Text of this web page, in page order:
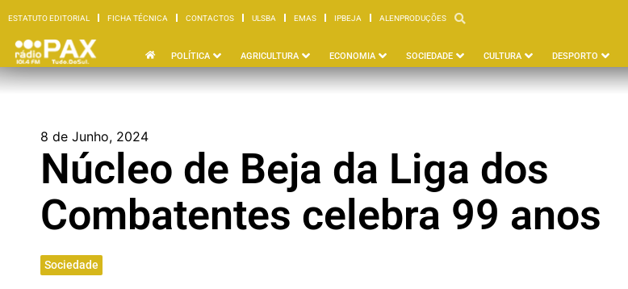
ESTATUTO EDITORIAL FICHA TÉCNICA CONTACTOS ULSBA EMAS IPBEJA ALENPRODUÇÕES
POLÍTICA AGRICULTURA ECONOMIA SOCIEDADE CULTURA DESPORTO
ESTATUTO EDITORIAL FICHA TÉCNICA CONTACTOS ULSBA EMAS IPBEJA ALENPRODUÇÕES
8 de Junho, 2024
Núcleo de Beja da Liga dos
Combatentes celebra 99 anos
Sociedade